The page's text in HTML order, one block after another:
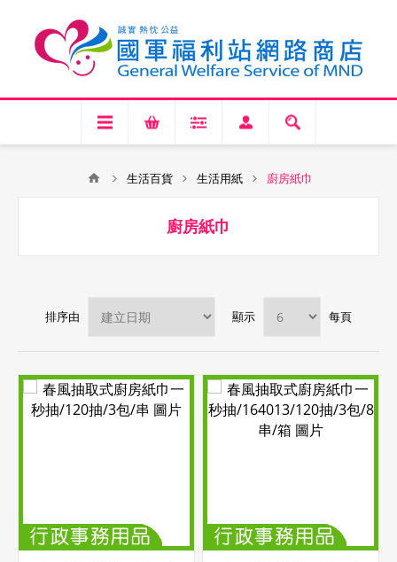
生活百貨 生活用紙 廚房紙巾
廚房紙巾
排序由 顯示 每頁